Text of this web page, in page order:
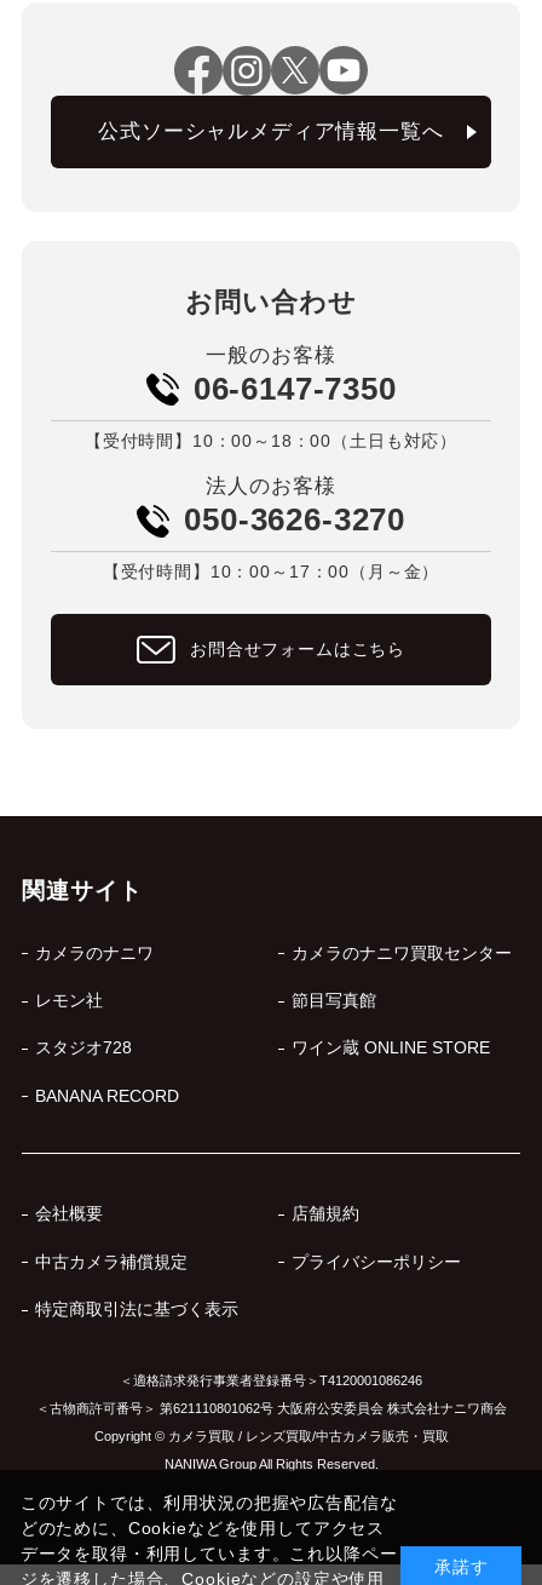
公式ソーシャルメディア情報一覧へ
お問い合わせ
一般のお客様
06-6147-7350
【受付時間】10：00～18：00（土日も対応）
法人のお客様
050-3626-3270
【受付時間】10：00～17：00（月～金）
お問合せフォームはこちら
関連サイト
カメラのナニワ カメラのナニワ買取センター
レモン社 節目写真館
スタジオ728 ワイン蔵 ONLINE STORE
BANANA RECORD
会社概要 店舗規約
中古カメラ補償規定 プライバシーポリシー
特定商取引法に基づく表示
＜適格請求発行事業者登録番号＞T4120001086246
＜古物商許可番号＞ 第621110801062号 大阪府公安委員会 株式会社ナニワ商会
Copyright © カメラ買取 / レンズ買取/中古カメラ販売・買取
NANIWA Group All Rights Reserved.
このサイトでは、利用状況の把握や広告配信な
どのために、Cookieなどを使用してアクセス
データを取得・利用しています。これ以降ペー
ジを遷移した場合、Cookieなどの設定や使用
承諾す